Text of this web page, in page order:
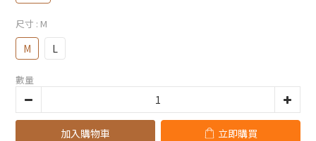
尺寸 : M
M L
數量
加入購物車 立即購買